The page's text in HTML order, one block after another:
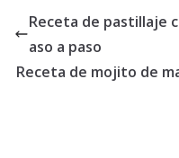
Receta de pastillaje
aso a paso
Receta de mojito de